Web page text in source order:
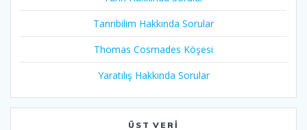
Tanrıbilim Hakkında Sorular
Thomas Cosmades Köşesi
Yaratılış Hakkında Sorular
ÜST VERI